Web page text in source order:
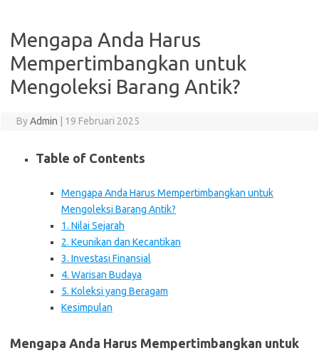
Mengapa Anda Harus
Mempertimbangkan untuk
Mengoleksi Barang Antik?
ByAdmin 19 Februari 2025
Table of Contents
Mengapa Anda Harus Mempertimbangkan untuk
Mengoleksi Barang Antik?
1. Nilai Sejarah
2. Keunikan dan Kecantikan
3. Investasi Finansial
4. Warisan Budaya
5. Koleksi yang Beragam
Kesimpulan
Mengapa Anda Harus Mempertimbangkan untuk